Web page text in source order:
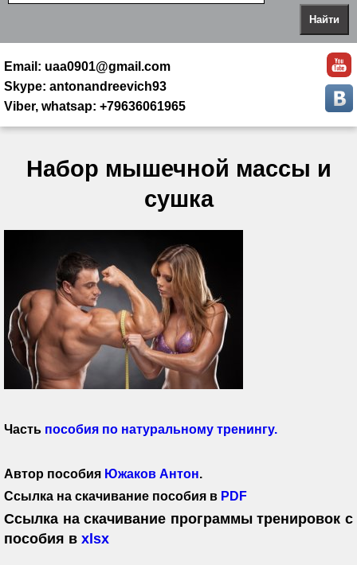
Email: uaa0901@gmail.com
Skype: antonandreevich93
Viber, whatsap: +79636061965
Набор мышечной массы и
сушка
Часть пособия по натуральному тренингу.
Автор пособия Южаков Антон.
Ссылка на скачивание пособия в PDF
Ссылка на скачивание программы тренировок с
пособия в xlsx